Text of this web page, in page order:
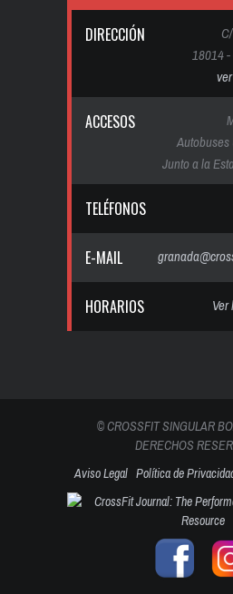
DIRECCIÓN
18014
ACCESOS
Junto a la
TELÉFONOS
E-MAIL
HORARIOS
© CROSSFIT SINGULAR
DERECHOS
Aviso Legal Política de